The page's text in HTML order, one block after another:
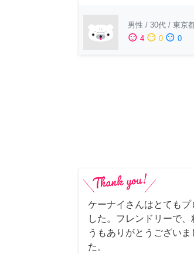
男性 / 30代 / 東京
sentiment_satisfied 4 sentiment_neutral 0 sentiment_dissatisfied 0
ケーナイさんはとても
した。フレンドリーで
うもありがとうござい
た。